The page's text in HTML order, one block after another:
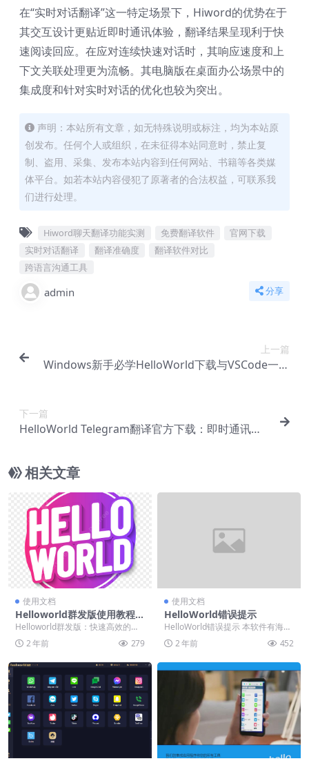
在“实时对话翻译”这一特定场景下，Hiword的优势在于
其交互设计更贴近即时通讯体验，翻译结果呈现利于快
速阅读回应。在应对连续快速对话时，其响应速度和上
下文关联处理更为流畅。其电脑版在桌面办公场景中的
集成度和针对实时对话的优化也较为突出。
声明：本站所有文章，如无特殊说明或标注，均为本站原
创发布。任何个人或组织，在未征得本站同意时，禁止复
制、盗用、采集、发布本站内容到任何网站、书籍等各类媒
体平台。如若本站内容侵犯了原著者的合法权益，可联系我
们进行处理。
Hiword聊天翻译功能实测 免费翻译软件
官网下载
实时对话翻译
翻译准确度
翻译软件对比
跨语言沟通工具
admin 分享
上一篇
Windows新手必学HelloWorld下载与VSCode一键
下一篇
HelloWorld Telegram翻译官方下载：即时通讯翻
相关文章
使用文档
Helloworld群发版使用教程，
如何高效进行信息群发
Helloworld群发版：快速高效的群
发工具，提升沟通效率 在数字化信
息时代，...
2 年前 279
使用文档
HelloWorld错误提示
HelloWorld错误提示 本软件有海内
外等多个服务器，以满足所有用户
需求。 ...
2 年前 452